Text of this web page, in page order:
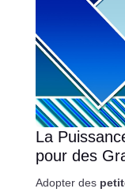
La
pour des
Adopter des